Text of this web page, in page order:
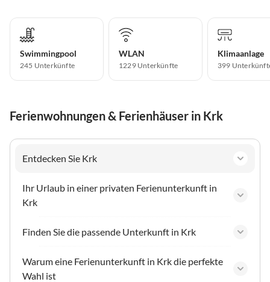
Swimmingpool
245 Unterkünfte
WLAN
1229 Unterkünfte
Klimaanlage
399
Ferienwohnungen & Ferienhäuser in Krk
Entdecken Sie Krk
Ihr Urlaub in einer privaten Ferienunterkunft in
Krk
Finden Sie die passende Unterkunft in Krk
Warum eine Ferienunterkunft in Krk die perfekte
Wahl ist